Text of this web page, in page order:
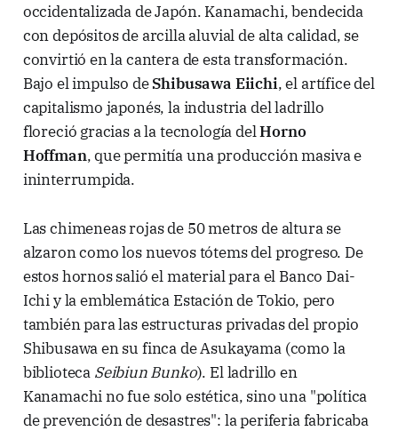
occidentalizada de Japón. Kanamachi, bendecida
con depósitos de arcilla aluvial de alta calidad, se
convirtió en la cantera de esta transformación.
Bajo el impulso deShibusawa Eiichi, el artífice del
capitalismo japonés, la industria del ladrillo
floreció gracias a la tecnología delHorno
Hoffman, que permitía una producción masiva e
ininterrumpida.
Las chimeneas rojas de 50 metros de altura se
alzaron como los nuevos tótems del progreso. De
estos hornos salió el material para el Banco Dai-
Ichi y la emblemática Estación de Tokio, pero
también para las estructuras privadas del propio
Shibusawa en su finca de Asukayama (como la
biblioteca Seibiun Bunko). El ladrillo en
Kanamachi no fue solo estética, sino una "política
de prevención de desastres": la periferia fabricaba